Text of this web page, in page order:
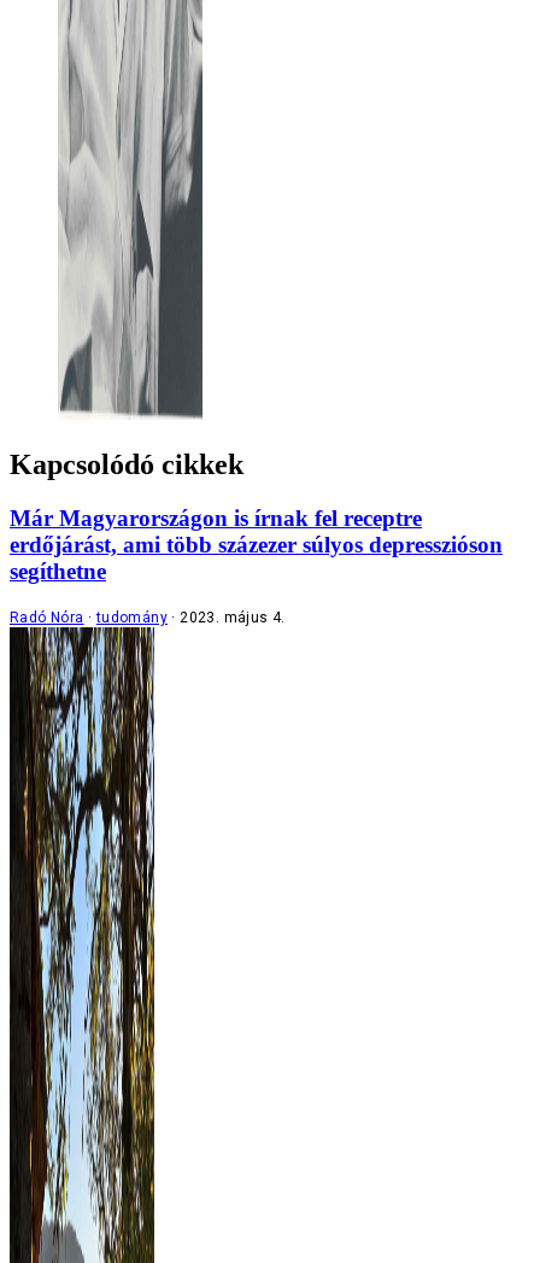
Kapcsolódó cikkek
Már Magyarországon is írnak fel receptre
erdőjárást, ami több százezer súlyos depresszióson
segíthetne
Radó Nóra tudomány 2023. május 4.